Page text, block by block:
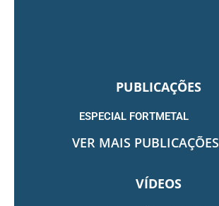
PUBLICAÇÕES
ESPECIAL FORTMETAL
VER MAIS PUBLICAÇÕES
VÍDEOS